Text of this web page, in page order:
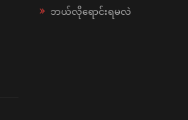
ဘယ်လိုရောင်းရမလဲ